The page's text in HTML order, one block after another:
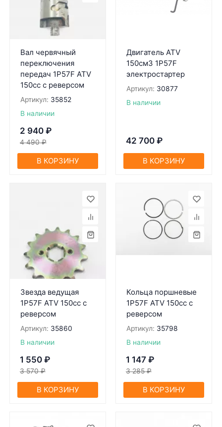
Вал червячный
переключения
передач 1P57F ATV
150cc c реверсом
Артикул: 35852
В наличии
2 940 ₽
4 490 ₽
В КОРЗИНУ
Двигатель ATV
150см3 1P57F
электростартер
Артикул: 30877
В наличии
42 700 ₽
В КОРЗИНУ
Звезда ведущая
1P57F ATV 150cc c
реверсом
Артикул: 35860
В наличии
1 550 ₽
3 570 ₽
В КОРЗИНУ
Кольца поршневые
1P57F ATV 150cc с
реверсом
Артикул: 35798
В наличии
1 147 ₽
3 285 ₽
В КОРЗИНУ